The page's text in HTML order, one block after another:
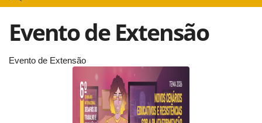
Evento de Extensão
Evento de Extensão